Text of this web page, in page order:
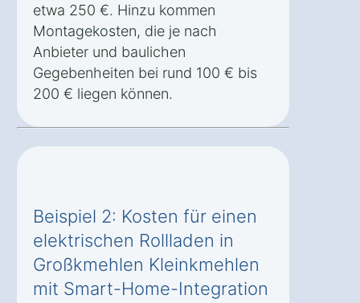
etwa 250 €. Hinzu kommen
Montagekosten, die je nach
Anbieter und baulichen
Gegebenheiten bei rund 100 € bis
200 € liegen können.
Beispiel 2: Kosten für einen
elektrischen Rollladen in
Großkmehlen Kleinkmehlen
mit Smart-Home-Integration